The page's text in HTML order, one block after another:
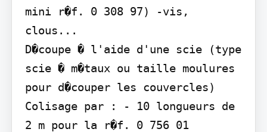
mini r�f. 0 308 97) -vis,
clous...
D�coupe � l'aide d'une scie (type
scie � m�taux ou taille moulures
pour d�couper les couvercles)
Colisage par : - 10 longueurs de
2 m pour la r�f. 0 756 01